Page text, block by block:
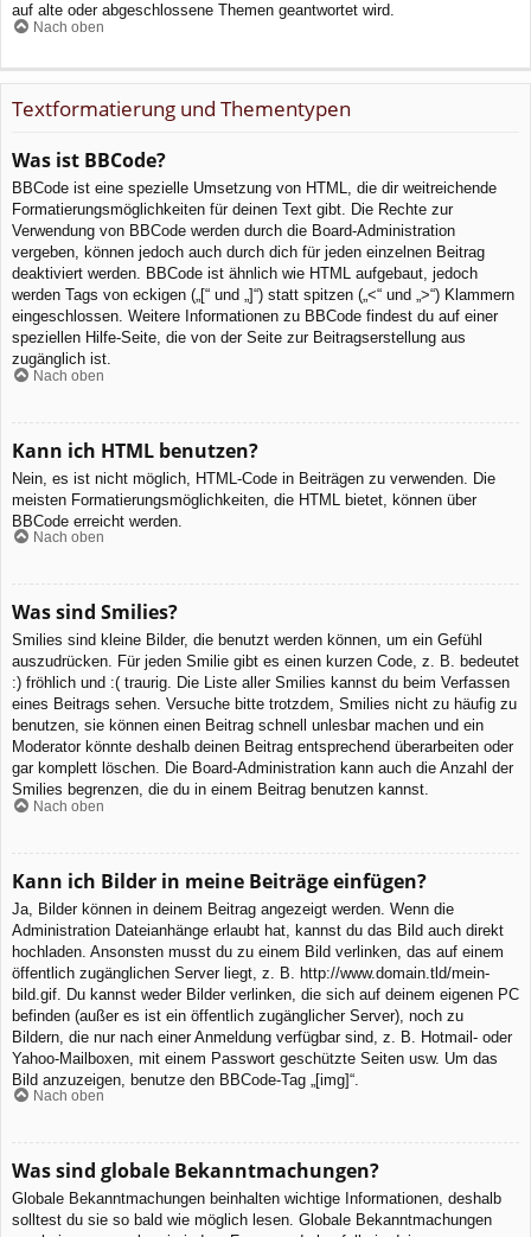
auf alte oder abgeschlossene Themen geantwortet wird.
Nach oben
Textformatierung und Thementypen
Was ist BBCode?
BBCode ist eine spezielle Umsetzung von HTML, die dir weitreichende
Formatierungsmöglichkeiten für deinen Text gibt. Die Rechte zur
Verwendung von BBCode werden durch die Board-Administration
vergeben, können jedoch auch durch dich für jeden einzelnen Beitrag
deaktiviert werden. BBCode ist ähnlich wie HTML aufgebaut, jedoch
werden Tags von eckigen („[“ und „]“) statt spitzen („<“ und „>“) Klammern
eingeschlossen. Weitere Informationen zu BBCode findest du auf einer
speziellen Hilfe-Seite, die von der Seite zur Beitragserstellung aus
zugänglich ist.
Nach oben
Kann ich HTML benutzen?
Nein, es ist nicht möglich, HTML-Code in Beiträgen zu verwenden. Die
meisten Formatierungsmöglichkeiten, die HTML bietet, können über
BBCode erreicht werden.
Nach oben
Was sind Smilies?
Smilies sind kleine Bilder, die benutzt werden können, um ein Gefühl
auszudrücken. Für jeden Smilie gibt es einen kurzen Code, z. B. bedeutet
:) fröhlich und :( traurig. Die Liste aller Smilies kannst du beim Verfassen
eines Beitrags sehen. Versuche bitte trotzdem, Smilies nicht zu häufig zu
benutzen, sie können einen Beitrag schnell unlesbar machen und ein
Moderator könnte deshalb deinen Beitrag entsprechend überarbeiten oder
gar komplett löschen. Die Board-Administration kann auch die Anzahl der
Smilies begrenzen, die du in einem Beitrag benutzen kannst.
Nach oben
Kann ich Bilder in meine Beiträge einfügen?
Ja, Bilder können in deinem Beitrag angezeigt werden. Wenn die
Administration Dateianhänge erlaubt hat, kannst du das Bild auch direkt
hochladen. Ansonsten musst du zu einem Bild verlinken, das auf einem
öffentlich zugänglichen Server liegt, z. B. http://www.domain.tld/mein-
bild.gif. Du kannst weder Bilder verlinken, die sich auf deinem eigenen PC
befinden (außer es ist ein öffentlich zugänglicher Server), noch zu
Bildern, die nur nach einer Anmeldung verfügbar sind, z. B. Hotmail- oder
Yahoo-Mailboxen, mit einem Passwort geschützte Seiten usw. Um das
Bild anzuzeigen, benutze den BBCode-Tag „[img]“.
Nach oben
Was sind globale Bekanntmachungen?
Globale Bekanntmachungen beinhalten wichtige Informationen, deshalb
solltest du sie so bald wie möglich lesen. Globale Bekanntmachungen